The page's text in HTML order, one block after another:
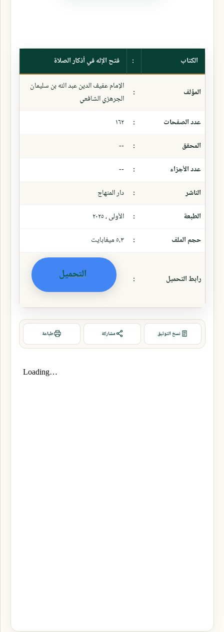
الكتاب : فتح الإله في أذكار الصلاة
المؤلف :
الإمام عفيف الدين عبد الله بن سليمان
الجرهزي الشافعي
عدد الصفحات
:
١٦٢
المحقق
:
--
عدد الأجزاء
:
--
الناشر
:
دار المنهاج
الطبعة
:
الأولى ، ٢٠٢٥
حجم الملف
: ٥،٣ ميغابايت
رابط التحميل : التحميل
نسخ التوثيق مشاركة طباعة